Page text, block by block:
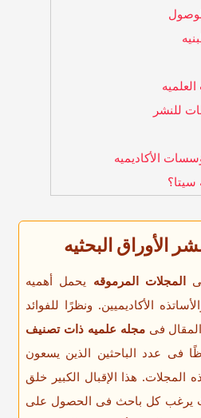
للنشر
الأکادیمیه
سیتا؟
الأوراق البحثیه
المجلات المرموقه یحمل أهمیه
الأکادیمیین. ونظرًا للفوائد
المقال فیمجله علمیه ذات تصنیف
فی عدد الباحثین الذین یسعون
هذا الإقبال الکبیر خلق
یرغب کل باحث فی الحصول على